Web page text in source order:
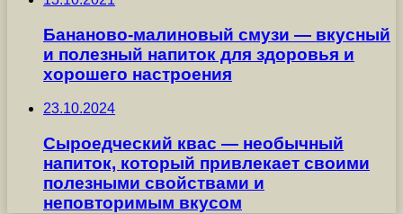
Бананово-малиновый смузи — вкусный
и полезный напиток для здоровья и
хорошего настроения
23.10.2024
Сыроедческий квас — необычный
напиток, который привлекает своими
полезными свойствами и
неповторимым вкусом